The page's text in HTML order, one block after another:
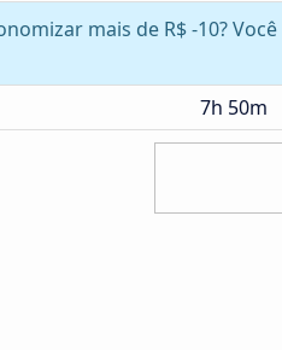
mais de R$ -10? Você
7h 50m